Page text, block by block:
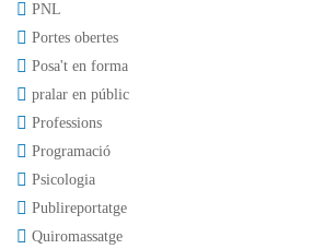
PNL
Portes obertes
Posa't en forma
pralar en públic
Professions
Programació
Psicologia
Publireportatge
Quiromassatge